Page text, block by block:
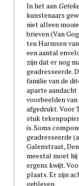
In het aan
kunstenaars
niet alleen
brieven (Van
ten Harmsen
een aantal
zijn dat er nog
geadresseerde.
familie van de
aparte aandacht
voorbeelden
afgedrukt. Voor
stuk
is. Soms
geadresseerde
Galenstraat,
meestal moet
ergens kwijt.
plaats. Er zijn
gebleven.